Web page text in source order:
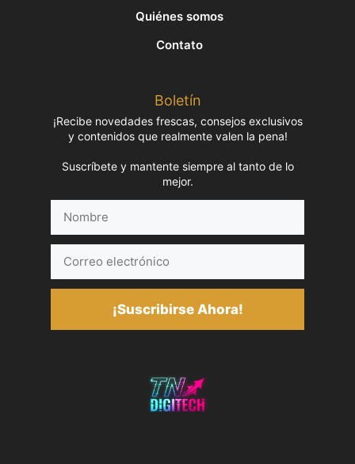
Quiénes somos
Contato
Boletín
¡Recibe novedades frescas, consejos exclusivos
y contenidos que realmente valen la pena!
Suscríbete y mantente siempre al tanto de lo
mejor.
electrónico
¡Suscribirse Ahora!